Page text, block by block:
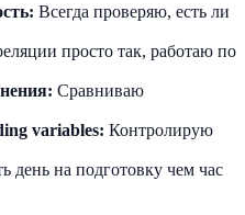
Всегда проверяю, есть ли
просто так, работаю по
Сравниваю
variables: Контролирую
день на подготовку чем час